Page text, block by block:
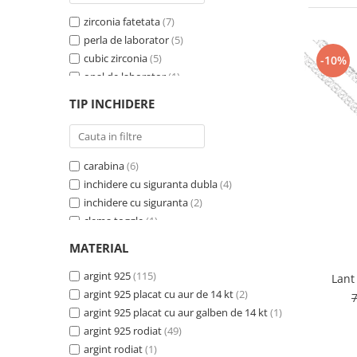
SETURI BIJUTERII
ACE DE CRAVATA
BRATARI PENTRU PICIOR
BRATARA TIP ROZARIU
zirconia fatetata(7)
perla de laborator(5)
cubic zirconia(5)
opal de laborator (1)
perla de laborator
coral si cubic zirconia
ametist(1)
sidef si cubic zirconia
onix fatetat (1)
perla de cultura(1)
onix(1)
TIP INCHIDERE
carabina(6)
inchidere cu siguranta dubla(4)
inchidere cu siguranta(2)
clema toggle (1)
sistem de inchidere cu siguranta
tip ''cerc''(1)
sistem de inchidere cu siguranta dubla
MATERIAL
argint 925(115)
argint 925 placat cu aur de 14 kt(2)
argint 925 placat cu aur galben de 14 kt(1)
argint 925 rodiat(49)
argint rodiat(1)
-10%